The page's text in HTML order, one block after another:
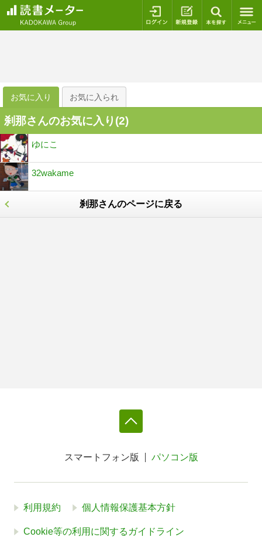
ログイン 新規登録
お気に入り お気に入られ
刹那さんのお気に入り(2)
ゆにこ
32wakame
刹那さんのページに戻る
スマートフォン版 パソコン版
利用規約 個人情報保護基本方針
Cookie等の利用に関するガイドライン